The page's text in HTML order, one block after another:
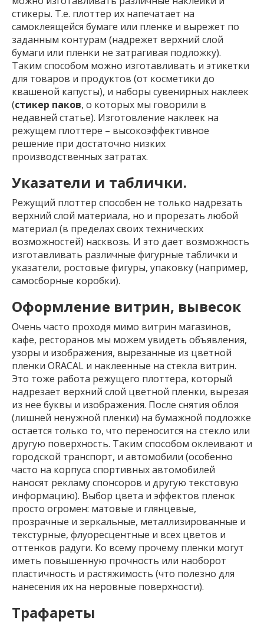
стикеры. Т.е. плоттер их напечатает на
самоклеящейся бумаге или пленке и вырежет по
заданным контурам (надрежет верхний слой
бумаги или пленки не затрагивая подложку).
Таким способом можно изготавливать и этикетки
для товаров и продуктов (от косметики до
квашеной капусты), и наборы сувенирных наклеек
(стикер паков, о которых мы говорили в
недавней статье). Изготовление наклеек на
режущем плоттере – высокоэффективное
решение при достаточно низких
производственных затратах.
Указатели и таблички.
Режущий плоттер способен не только надрезать
верхний слой материала, но и прорезать любой
материал (в пределах своих технических
возможностей) насквозь. И это дает возможность
изготавливать различные фигурные таблички и
указатели, ростовые фигуры, упаковку (например,
самосборные коробки).
Оформление витрин, вывесок
Очень часто проходя мимо витрин магазинов,
кафе, ресторанов мы можем увидеть объявления,
узоры и изображения, вырезанные из цветной
пленки ORACAL и наклеенные на стекла витрин.
Это тоже работа режущего плоттера, который
надрезает верхний слой цветной пленки, вырезая
из нее буквы и изображения. После снятия облоя
(лишней ненужной пленки) на бумажной подложке
остается только то, что переносится на стекло или
другую поверхность. Таким способом оклеивают и
городской транспорт, и автомобили (особенно
часто на корпуса спортивных автомобилей
наносят рекламу спонсоров и другую текстовую
информацию). Выбор цвета и эффектов пленок
просто огромен: матовые и глянцевые,
прозрачные и зеркальные, металлизированные и
текстурные, флуоресцентные и всех цветов и
оттенков радуги. Ко всему прочему пленки могут
иметь повышенную прочность или наоборот
пластичность и растяжимость (что полезно для
нанесения их на неровные поверхности).
Трафареты